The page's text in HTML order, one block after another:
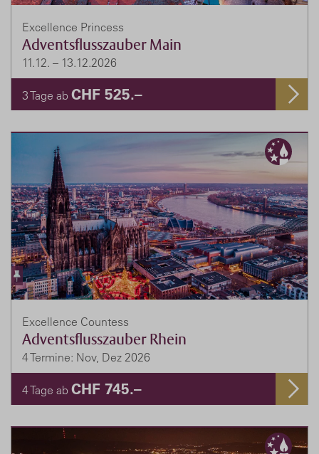
Excellence Princess
Adventsflusszauber Main
11.12. – 13.12.2026
3 Tage ab CHF 525.–
Excellence Countess
Adventsflusszauber Rhein
4 Termine: Nov, Dez 2026
4 Tage ab CHF 745.–